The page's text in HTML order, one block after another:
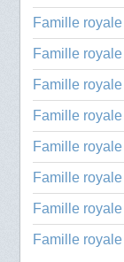
Famille
Famille
Famille
Famille
Famille
Famille
Famille
Famille